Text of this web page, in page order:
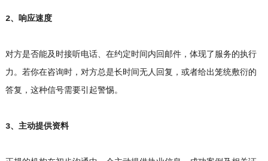
2、响应速度
对方是否能及时接听电话、在约定时间内回邮件，体现了服务的执行
力。若你在咨询时，对方总是长时间无人回复，或者给出笼统敷衍的
答复，这种信号需要引起警惕。
3、主动提供资料